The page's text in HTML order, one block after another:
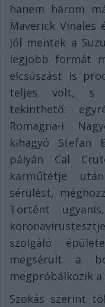
hanem három
Maverick
Jól mentek a
legjobb formát
elcsúszást is
teljes volt, s
tekinthető:
Romagna-i
kihagyó
pályán Cal
karműtétje
sérülést,
Történt
szolgáló
megsérült a
megpróbálkozik
Szokás szerint